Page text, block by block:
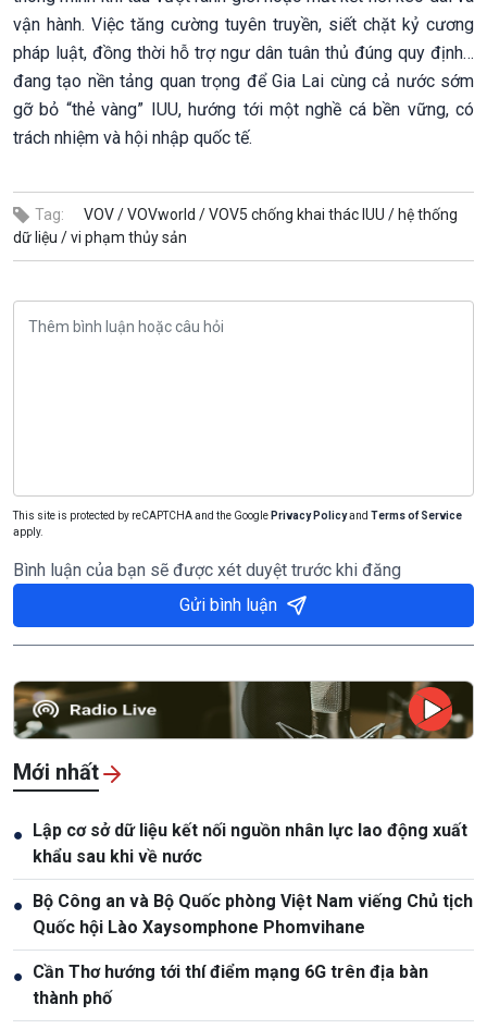
vận hành. Việc tăng cường tuyên truyền, siết chặt kỷ cương
pháp luật, đồng thời hỗ trợ ngư dân tuân thủ đúng quy định…
đang tạo nền tảng quan trọng để Gia Lai cùng cả nước sớm
gỡ bỏ “thẻ vàng” IUU, hướng tới một nghề cá bền vững, có
trách nhiệm và hội nhập quốc tế.
Tag: VOV /VOVworld /VOV5 chống khai thác IUU / hệ thống
dữ liệu /vi phạm thủy sản
This site is protected by reCAPTCHA and the Google Privacy Policyand Terms of Service
apply.
Bình luận của bạn sẽ được xét duyệt trước khi đăng
Gửi bình luận
Mới nhất
● Lập cơ sở dữ liệu kết nối nguồn nhân lực lao động xuất
khẩu sau khi về nước
● Bộ Công an và Bộ Quốc phòng Việt Nam viếng Chủ tịch
Quốc hội Lào Xaysomphone Phomvihane
● Cần Thơ hướng tới thí điểm mạng 6G trên địa bàn
thành phố